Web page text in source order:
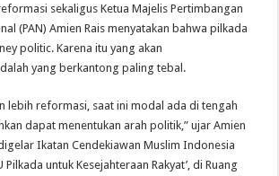
sekaligus Ketua Majelis Pertimbangan
(PAN) Amien Rais menyatakan bahwa pilkada
politic. Karena itu yang akan
yang berkantong paling tebal.
lebih reformasi, saat ini modal ada di tengah
dapat menentukan arah politik,” ujar Amien
Ikatan Cendekiawan Muslim Indonesia
Pilkada untuk Kesejahteraan Rakyat’, di Ruang